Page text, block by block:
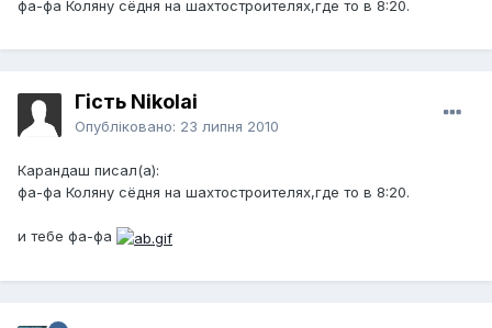
фа-фа Коляну сёдня на шахтостроителях,где то в 8:20.
Гість Nikolai
Опубліковано: 23 липня 2010
Карандаш писал(а):
фа-фа Коляну сёдня на шахтостроителях,где то в 8:20.
и тебе фа-фа